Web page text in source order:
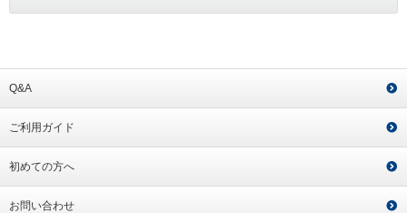
Q&A
ご利用ガイド
初めての方へ
お問い合わせ